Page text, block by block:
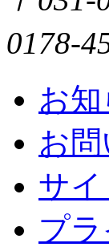
0178-
お
お
サ
プ